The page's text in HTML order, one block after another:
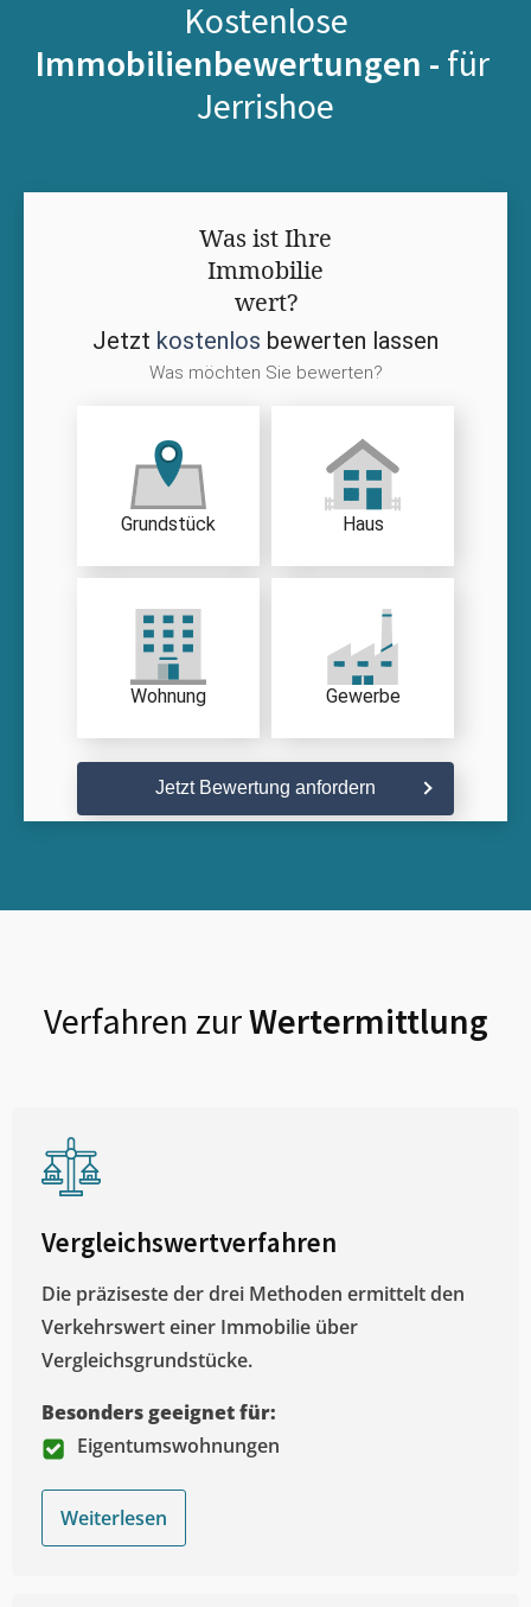
Kostenlose
Immobilienbewertungen - für
Jerrishoe
Was ist Ihre
Immobilie
wert?
Jetzt kostenlos bewerten lassen
Was möchten Sie bewerten?
Grundstück Haus
Wohnung Gewerbe
Jetzt Bewertung anfordern
Verfahren zurWertermittlung
Vergleichswertverfahren
Die präziseste der drei Methoden ermittelt den
Verkehrswert einer Immobilie über
Vergleichsgrundstücke.
Besonders geeignet für:
Eigentumswohnungen
Weiterlesen